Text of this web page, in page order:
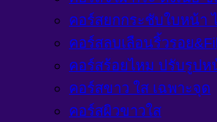
คอร์สยกกระชับใบหน้า
คอร์สลบเลือนริ้วรอย
คอร์สร้อยไหม ปรับรูปห
คอร์สขาว ใส เฉพาะจุด
คอร์สผิวขาวใส